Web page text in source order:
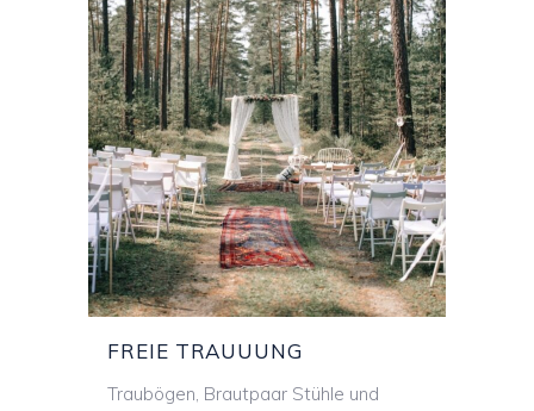
FREIE TRAUUNG
FREIE TRAUUUNG
Traubögen, Brautpaar Stühle und